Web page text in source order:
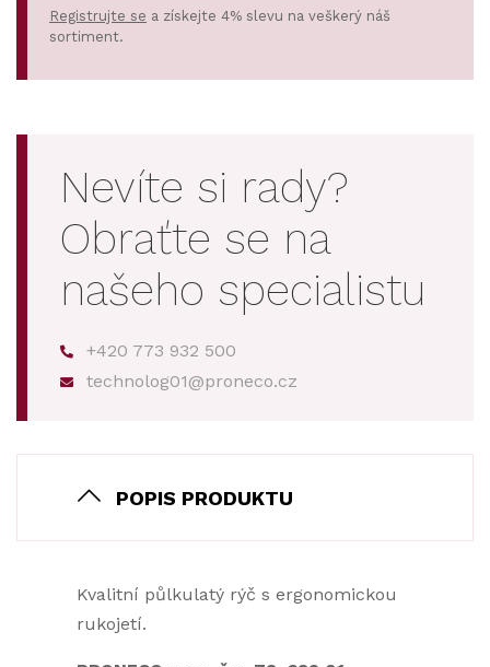
Registrujte se a získejte 4% slevu na veškerý náš
sortiment.
Nevíte si rady?
Obraťte se na
našeho specialistu
+420 773 932 500
technolog01@proneco.cz
POPIS PRODUKTU
Kvalitní půlkulatý rýč s ergonomickou
rukojetí.